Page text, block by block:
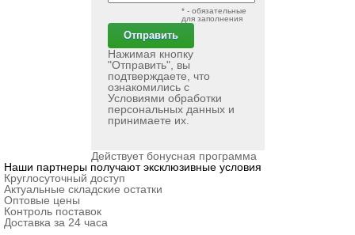
* - обязательные
для заполнения
Нажимая кнопку
"Отправить", вы
подтверждаете, что
ознакомились с
Условиями обработки
персональных данныхи
принимаете их.
Действует бонусная программа
Наши партнеры получают эксклюзивные условия
Круглосуточный доступ
Актуальные складские остатки
Оптовые цены
Контроль поставок
Доставка за 24 часа